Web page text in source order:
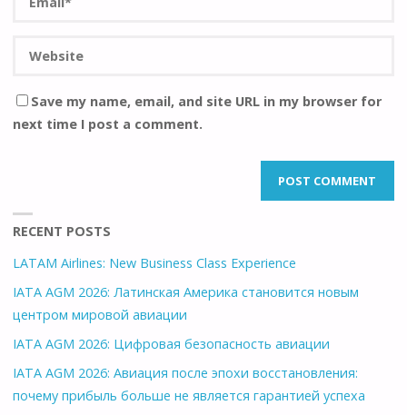
Save my name, email, and site URL in my browser for
next time I post a comment.
RECENT POSTS
LATAM Airlines: New Business Class Experience
IATA AGM 2026: Латинская Америка становится новым
центром мировой авиации
IATA AGM 2026: Цифровая безопасность авиации
IATA AGM 2026: Авиация после эпохи восстановления:
почему прибыль больше не является гарантией успеха